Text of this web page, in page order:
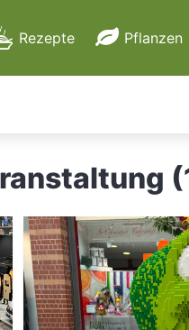
Rezepte Pflanzen